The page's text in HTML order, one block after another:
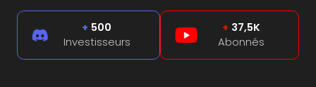
+ 500
Investisseurs
+ 37,5K
Abonnés